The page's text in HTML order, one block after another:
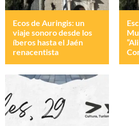
Ecos de Auringis: un
viaje sonoro desde los
íberos hasta el Jaén
renacentista